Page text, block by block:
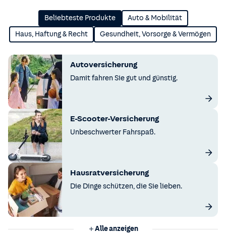
Beliebteste Produkte Auto & Mobilität
Haus, Haftung & Recht Gesundheit, Vorsorge & Vermögen
Autoversicherung
Damit fahren Sie gut und günstig.
E-Scooter-Versicherung
Unbeschwerter Fahrspaß.
Hausratversicherung
Die Dinge schützen, die Sie lieben.
Alle anzeigen